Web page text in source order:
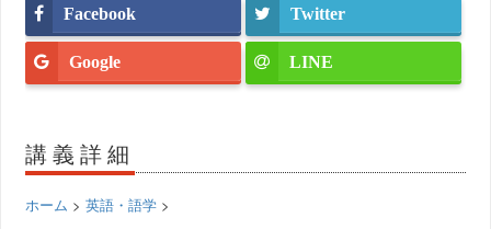
Facebook Twitter
Google LINE
講義詳細
ホーム >英語・語学 >